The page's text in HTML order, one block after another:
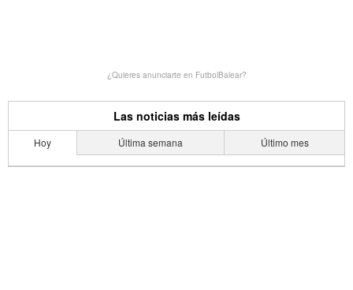
¿Quieres anunciarte en FutbolBalear?
Las noticias más leídas
Hoy Última semana Último mes